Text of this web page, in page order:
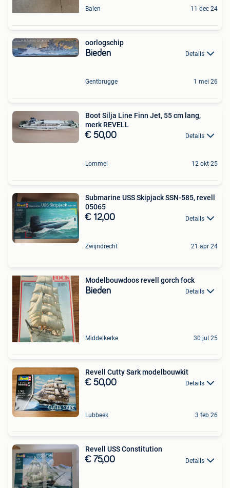
Balen 11 dec 24
oorlogschip
Bieden Details
Gentbrugge 1 mei 26
Boot Silja Line Finn Jet, 55 cm lang,
merk REVELL
€ 50,00 Details
Lommel 12 okt 25
Submarine USS Skipjack SSN-585, revell
05065
€ 12,00 Details
Zwijndrecht 21 apr 24
Modelbouwdoos revell gorch fock
Bieden Details
Middelkerke 30 jul 25
Revell Cutty Sark modelbouwkit
€ 50,00 Details
Lubbeek 3 feb 26
Revell USS Constitution
€ 75,00 Details